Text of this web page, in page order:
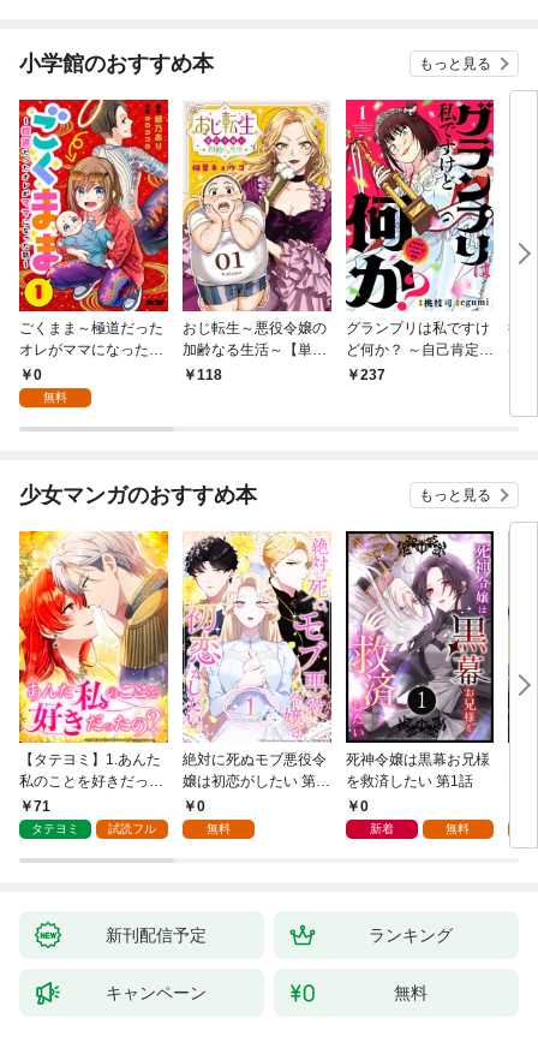
小学館のおすすめ本 もっと見る
ごくまま～極道だった
オレがママになった話
～【単話】（１）
0
無料
おじ転生～悪役令嬢の
加齢なる生活～【単
話】（１）
118
グランプリは私ですけ
ど何か？ ～自己肯定モ
ンスターのミスコン無
237
後
は
少女マンガのおすすめ本 もっと見る
【タテヨミ】1.あんた
私のことを好きだった
の？
71
タテヨミ 試読フル
絶対に死ぬモブ悪役令
嬢は初恋がしたい 第1
話0
無料
死神令嬢は黒幕お兄様
を救済したい 第1話
0
新着 無料
な
新刊配信予定 ランキング
キャンペーン 無料